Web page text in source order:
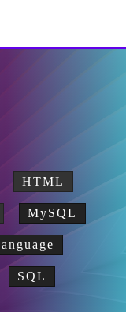
HTML
MySQL
SQL